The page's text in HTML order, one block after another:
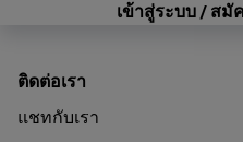
เข้าสู่ระบบ / สมั
ติดต่อเรา
แชทกับเรา